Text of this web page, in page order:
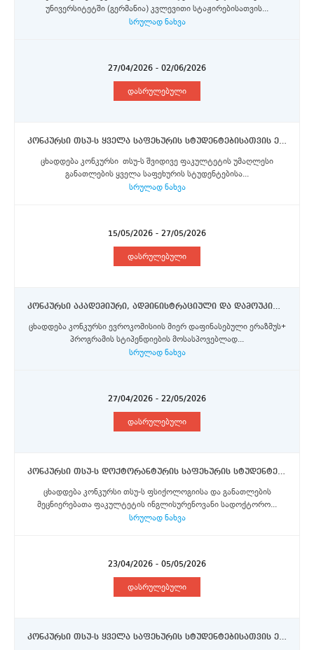
უნივერსიტეტში (გერმანია) კვლევითი სტაჟირებისათვის...
სრულად ნახვა
27/04/2026 - 02/06/2026
დასრულებული
კონკურსი თსუ-ს ყველა საფეხურის სტუდენტებისათვის ერაზმუს+, ორმხრივი თანამშრომლობისა და DAAD-ს აღმოსავლეთ პარტნიორობის პროგრამების სტიპენდიების მოსაპოვებლად
ცხადდება კონკურსი თსუ-ს შვიდივე ფაკულტეტის უმაღლესი
განათლების ყველა საფეხურის სტუდენტებისა...
სრულად ნახვა
15/05/2026 - 27/05/2026
დასრულებული
კონკურსი აკადემიური, ადმინისტრაციული და დამოუკიდებელი სამეცნიერო-კვლევითი ინსტიტუტების პერსონალის წარმომადგენლებისთვის ერაზმუს+ პროგრამის სტიპენდიის მოსაპოვებლად (ნაწილი IV)
ცხადდება კონკურსი ევროკომისიის მიერ დაფინასებული ერაზმუს+
პროგრამის სტიპენდიების მოსასპოვებლად...
სრულად ნახვა
27/04/2026 - 22/05/2026
დასრულებული
კონკურსი თსუ-ს დოქტორანტურის საფეხურის სტუდენტებისთვის ბელგრადის უნივერსიტეტში 2025/2026 სასწავლო წლის გაზაფხულის სემესტრისათვის ერაზმუს+ პროგრამის მოკლევადიანი მობილობის სტიპენდიების მოსაპოვებლად
ცხადდება კონკურსი თსუ-ს ფსიქოლოგიისა და განათლების
მეცნიერებათა ფაკულტეტის ინგლისურენოვანი სადოქტორო...
სრულად ნახვა
23/04/2026 - 05/05/2026
დასრულებული
კონკურსი თსუ-ს ყველა საფეხურის სტუდენტებისათვის ერაზმუს+, ორმხრივი თანამშრომლობისა და DAAD-ს აღმოსავლეთ პარტნიორობის პროგრამების სტიპენდიების მოსაპოვებლად